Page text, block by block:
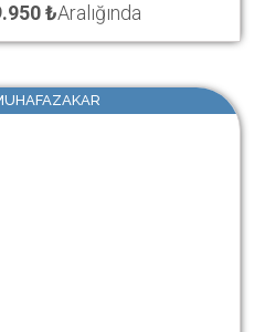
₺Aralığında